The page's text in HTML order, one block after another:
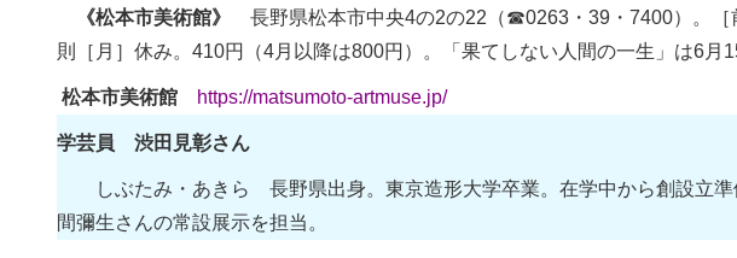
《松本市美術館》 長野県松本市中央4の2の22（☎0263・39・7400）。
則［月］休み。410円（4月以降は800円）。「果てしない人間の一生」は6月
松本市美術館 https://matsumoto-artmuse.jp/
学芸員 渋田見彰さん
しぶたみ・あきら 長野県出身。東京造形大学卒業。在学中から創設立準
間彌生さんの常設展示を担当。